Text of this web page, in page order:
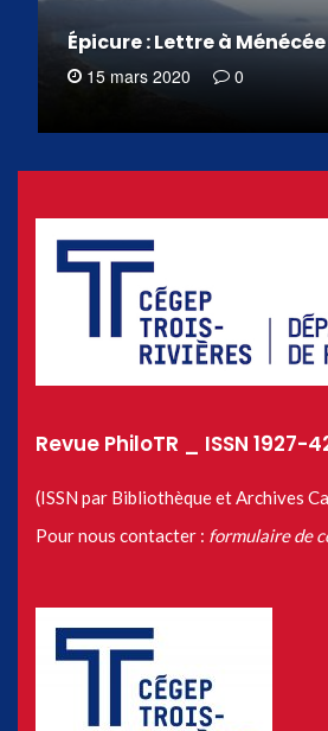
Épicure : Lettre à
15 mars 2020 0
Revue PhiloTR _ ISSN 1927-
(ISSN par Bibliothèque et Archives
Pour nous contacter : formulaire de